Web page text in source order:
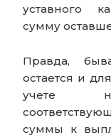
уставного
сумму
Правда,
остается и
учете
суммы к